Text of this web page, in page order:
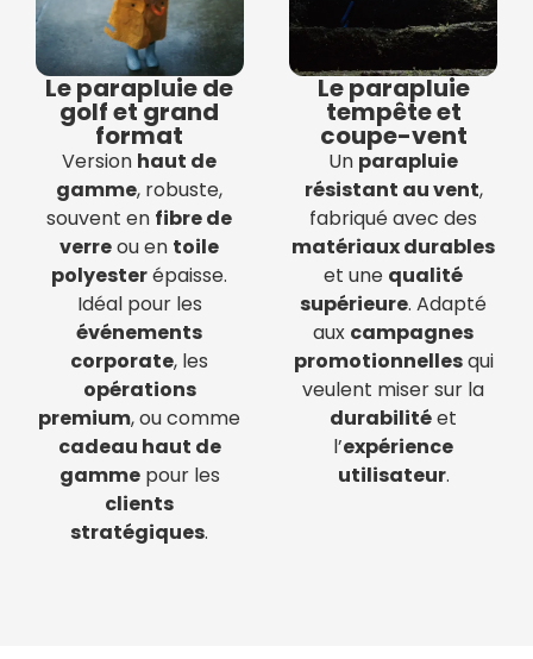
Le parapluie de
golf et grand
format
Version haut de
gamme, robuste,
souvent en fibre de
verreou en toile
polyesterépaisse.
Idéal pour les
événements
corporate, les
opérations
premium, ou comme
cadeau haut de
gammepour les
clients
stratégiques.
Le parapluie
tempête et
coupe-vent
Un parapluie
résistant au vent,
fabriqué avec des
matériaux durables
et une qualité
supérieure. Adapté
aux campagnes
promotionnellesqui
veulent miser sur la
durabilitéet
l’expérience
utilisateur.